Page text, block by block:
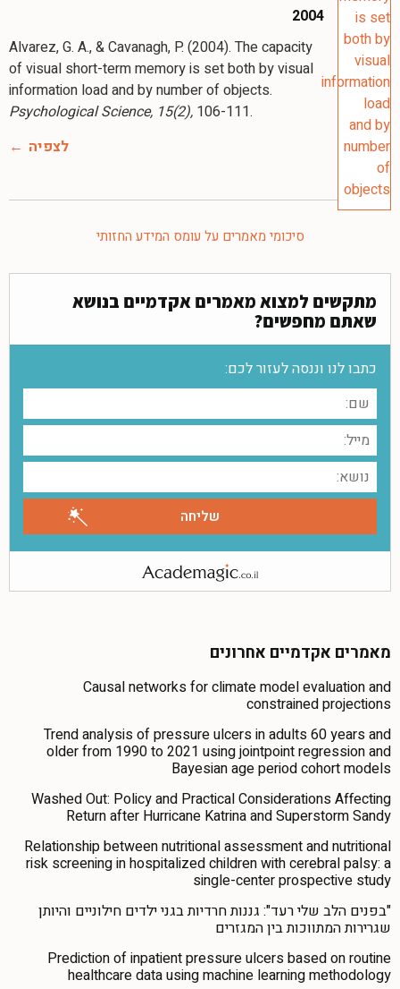
2004
Alvarez, G. A., & Cavanagh, P. (2004). The capacity
of visual short-term memory is set both by visual
information load and by number of objects.
Psychological Science, 15(2),
לצפיה
סיכומי מאמרים על עומס המידע החזותי
מתקשים למצוא מאמרים אקדמיים בנושא
שאתם מחפשים?
כתבו לנו וננסה לעזור לכם:
מאמרים אקדמיים אחרונים
Causal networks for climate model evaluation and
constrained projections
Trend analysis of pressure ulcers in adults 60 years and
older from 1990 to 2021 using jointpoint regression and
Bayesian age period cohort models
Washed Out: Policy and Practical Considerations Affecting
Return after Hurricane Katrina and Superstorm Sandy
Relationship between nutritional assessment and nutritional
risk screening in hospitalized children with cerebral palsy: a
single-center prospective study
"בפנים הלב שלי רעד": גננות חרדיות בגני ילדים חילוניים והיותן
שגרירות המתווכות בין המגזרים
Prediction of inpatient pressure ulcers based on routine
healthcare data using machine learning methodology